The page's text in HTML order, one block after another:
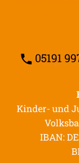
05191
Kinder- und
IBAN: